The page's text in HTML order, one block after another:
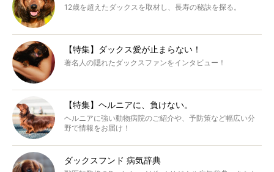
12歳を超えたダックスを取材し、長寿の秘訣を探る。
【特集】ダックス愛が止まらない！
著名人の隠れたダックスファンをインタビュー！
【特集】ヘルニアに、負けない。
ヘルニアに強い動物病院のご紹介や、予防策など幅広い分
野で情報をお届け！
ダックスフンド 病気辞典